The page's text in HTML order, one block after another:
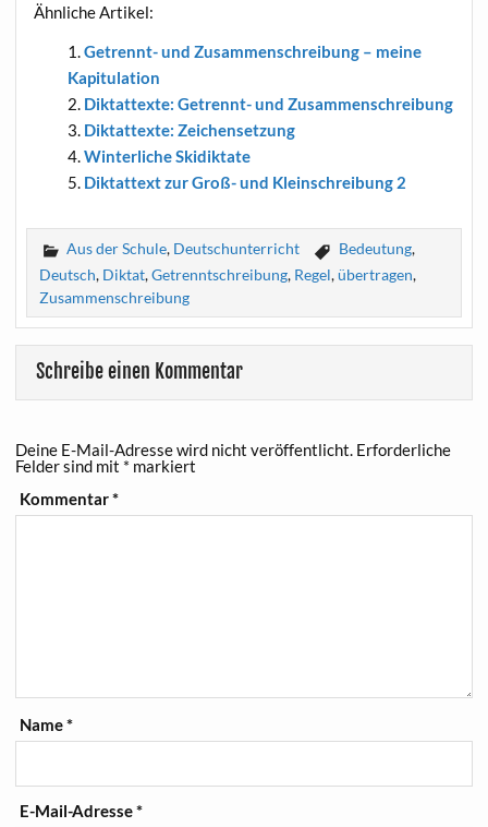
Ähn­li­che Artikel:
Getrennt- und Zusam­men­schrei­bung – mei­ne
Kapitulation
Dik­tat­tex­te: Getrennt- und Zusammenschreibung
Dik­tat­tex­te: Zeichensetzung
Win­ter­li­che Skidiktate
Dik­tat­text zur Groß- und Klein­schrei­bung 2
Aus der Schule, Deutschunterricht Bedeutung,
Deutsch, Diktat,Getrenntschreibung, Regel,übertragen,
Zusammenschreibung
Schreibe einen Kommentar
Deine E-Mail-Adresse wird nicht veröffentlicht. Erforderliche
Felder sind mit * markiert
Kommentar*
Name*
E-Mail-Adresse*